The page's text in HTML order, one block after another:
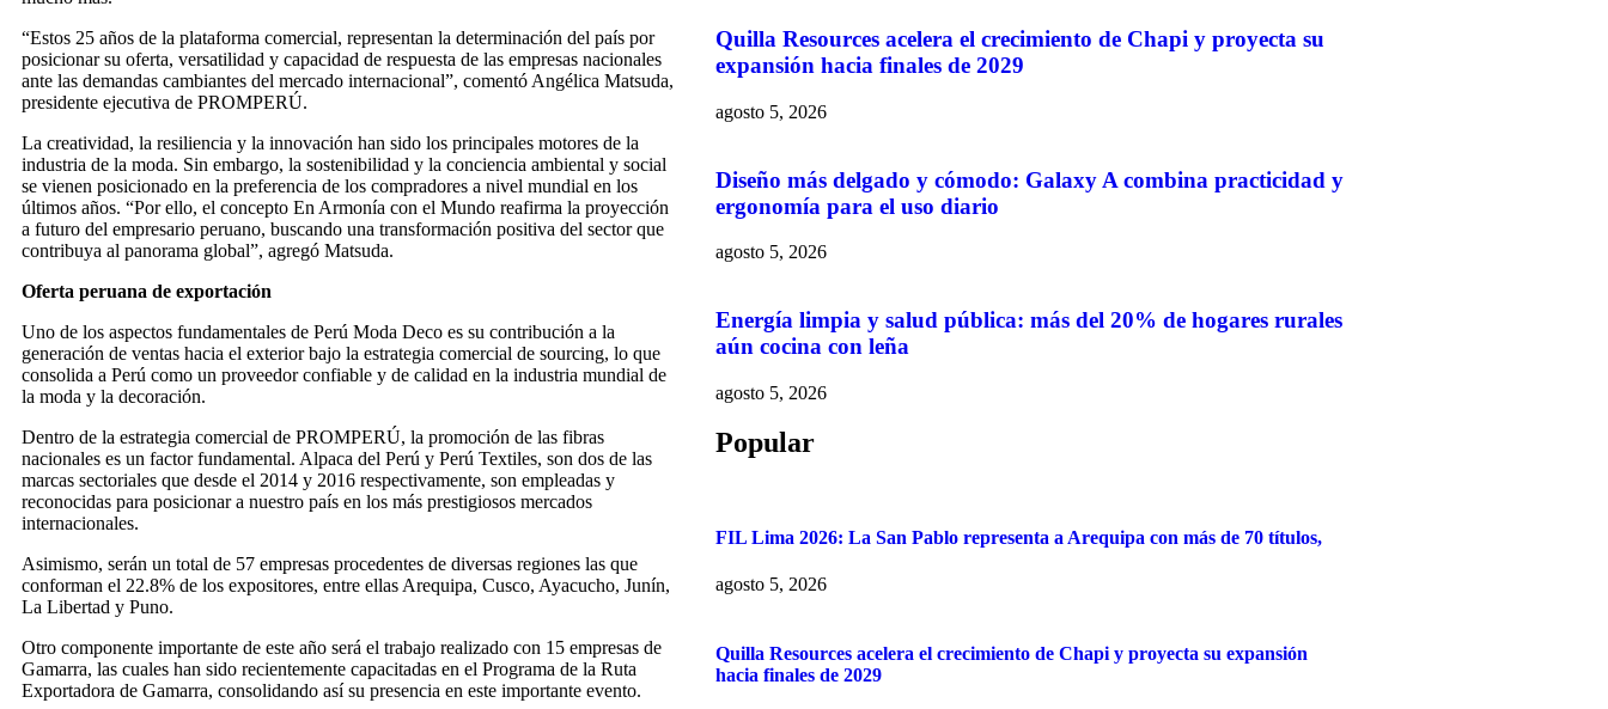
“Estos 25 años de la plataforma comercial, representan la determinación del país por
posicionar su oferta, versatilidad y capacidad de respuesta de las empresas nacionales
ante las demandas cambiantes del mercado internacional”, comentó Angélica Matsuda,
presidente ejecutiva de PROMPERÚ.
La creatividad, la resiliencia y la innovación han sido los principales motores de la
industria de la moda. Sin embargo, la sostenibilidad y la conciencia ambiental y social
se vienen posicionado en la preferencia de los compradores a nivel mundial en los
últimos años. “Por ello, el concepto En Armonía con el Mundo reafirma la proyección
a futuro del empresario peruano, buscando una transformación positiva del sector que
contribuya al panorama global”, agregó Matsuda.
Oferta peruana de exportación
Uno de los aspectos fundamentales de Perú Moda Deco es su contribución a la
generación de ventas hacia el exterior bajo la estrategia comercial de sourcing, lo que
consolida a Perú como un proveedor confiable y de calidad en la industria mundial de
la moda y la decoración.
Dentro de la estrategia comercial de PROMPERÚ, la promoción de las fibras
nacionales es un factor fundamental. Alpaca del Perú y Perú Textiles, son dos de las
marcas sectoriales que desde el 2014 y 2016 respectivamente, son empleadas y
reconocidas para posicionar a nuestro país en los más prestigiosos mercados
internacionales.
Asimismo, serán un total de 57 empresas procedentes de diversas regiones las que
conforman el 22.8% de los expositores, entre ellas Arequipa, Cusco, Ayacucho, Junín,
La Libertad y Puno.
Otro componente importante de este año será el trabajo realizado con 15 empresas de
Gamarra, las cuales han sido recientemente capacitadas en el Programa de la Ruta
Exportadora de Gamarra, consolidando así su presencia en este importante evento.
Quilla Resources acelera el crecimiento de Chapi y proyecta su
expansión hacia finales de 2029
agosto 5, 2026
Diseño más delgado y cómodo: Galaxy A combina practicidad y
ergonomía para el uso diario
agosto 5, 2026
Energía limpia y salud pública: más del 20% de hogares rurales
aún cocina con leña
agosto 5, 2026
Popular
FIL Lima 2026: La San Pablo representa a Arequipa con más de 70 títulos,
agosto 5, 2026
Quilla Resources acelera el crecimiento de Chapi y proyecta su expansión
hacia finales de 2029